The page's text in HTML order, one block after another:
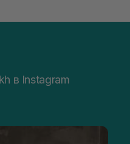
в Instagram